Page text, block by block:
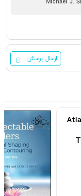
Michael J.
ارسال پرسش